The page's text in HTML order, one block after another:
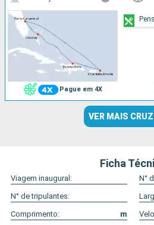
Pague em 4X
VER MAIS
Ficha
Viagem inaugural:
N°
N° de tripulantes:
Comprimento:
m